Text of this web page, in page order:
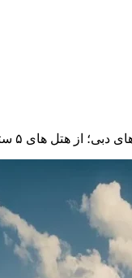
های ۵ ستاره تا گزینه‌های اقتصادی و ارزان